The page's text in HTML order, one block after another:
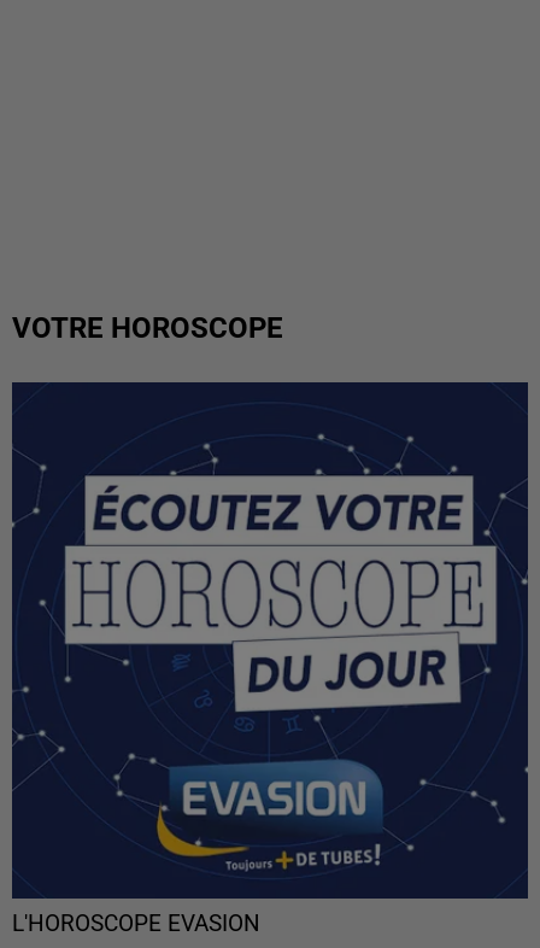
VOTRE HOROSCOPE
L'HOROSCOPE EVASION